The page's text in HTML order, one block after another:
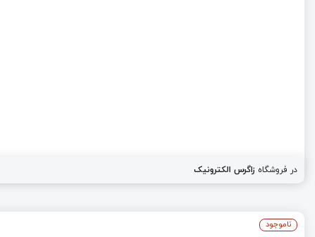
در فروشگاه زاگرس الکترونیک
ناموجود